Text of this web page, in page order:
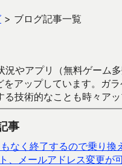
> ブログ記事一覧
やアプリ（無料ゲーム
をアップしています。
技術的なことも時々アッ
事
なく終了するので乗り換
、メールアドレス変更が